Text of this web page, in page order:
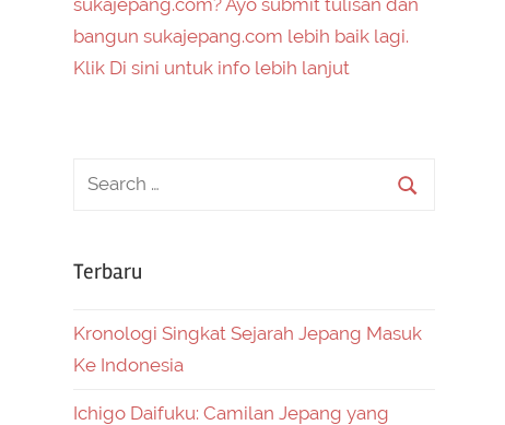
bangun sukajepang.com lebih baik lagi.
Klik Di sini untuk info lebih lanjut
Terbaru
Kronologi Singkat Sejarah Jepang Masuk
Ke Indonesia
Ichigo Daifuku: Camilan Jepang yang